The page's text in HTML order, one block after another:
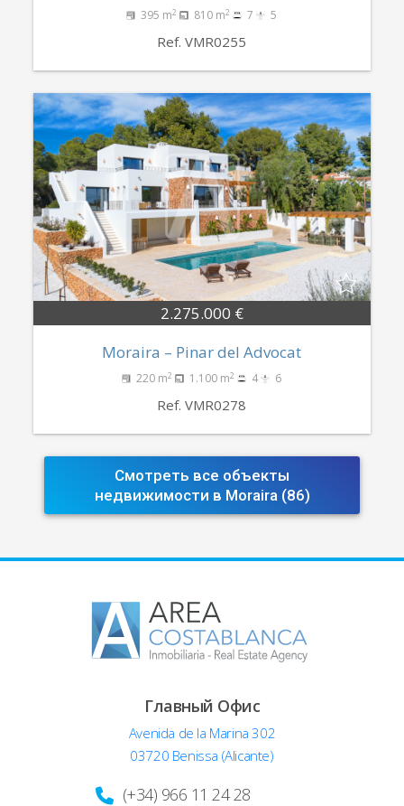
395 m2 810 m2 7 5
Ref. VMR0255
2.275.000 €
Moraira – Pinar del Advocat
220 m2 1.100 m2 4 6
Ref. VMR0278
Смотреть все объекты
недвижимости в Moraira (86)
Главный Офис
Avenida de la Marina 302
03720 Benissa (Alicante)
(+34) 966 11 24 28